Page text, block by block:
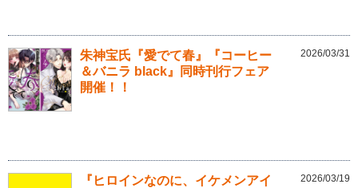
朱神宝氏『愛でて春』『コーヒー
＆バニラ black』同時刊行フェア
開催！！
2026/03/31
『ヒロインなのに、イケメンアイ
2026/03/19